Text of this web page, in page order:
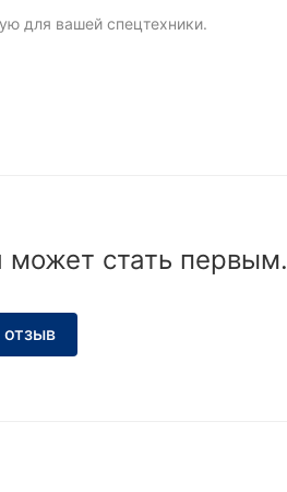
для вашей спецтехники.
стать первым.
отзыв